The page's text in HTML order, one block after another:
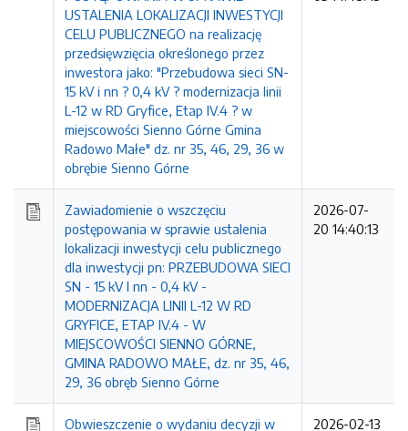
USTALENIA LOKALIZACJI INWESTYCJI
CELU PUBLICZNEGO na realizację
przedsięwzięcia określonego przez
inwestora jako: "Przebudowa sieci SN-
15 kV i nn ? 0,4 kV ? modernizacja linii
L-12 w RD Gryfice, Etap IV.4 ? w
miejscowości Sienno Górne Gmina
Radowo Małe" dz. nr 35, 46, 29, 36 w
obrębie Sienno Górne
Zawiadomienie o wszczęciu
postępowania w sprawie ustalenia
lokalizacji inwestycji celu publicznego
dla inwestycji pn: PRZEBUDOWA SIECI
SN - 15 kV I nn - 0,4 kV -
MODERNIZACJA LINII L-12 W RD
GRYFICE, ETAP IV.4 - W
MIEJSCOWOŚCI SIENNO GÓRNE,
GMINA RADOWO MAŁE, dz. nr 35, 46,
29, 36 obręb Sienno Górne
2026-07-
20 14:40:13
Obwieszczenie o wydaniu decyzji w
2026-02-13